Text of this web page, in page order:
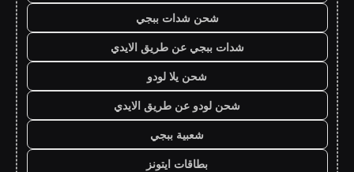
شحن شدات ببجي
شدات ببجي عن طريق الايدي
شحن يلا لودو
شحن لودو عن طريق الايدي
شعبية ببجي
بطاقات ايتونز